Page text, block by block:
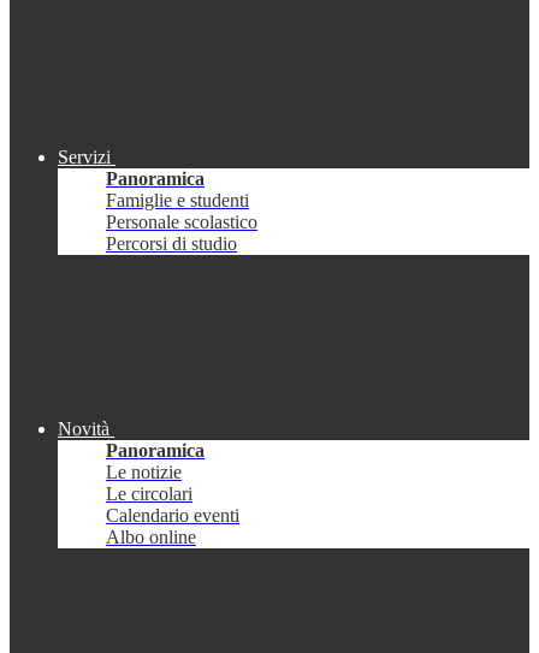
Servizi
Panoramica
Famiglie e studenti
Personale scolastico
Percorsi di studio
Novità
Panoramica
Le notizie
Le circolari
Calendario eventi
Albo online